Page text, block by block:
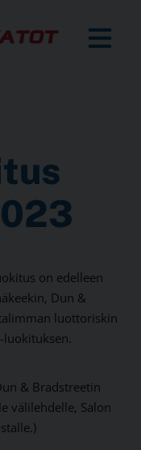
on edelleen
Dun &
luottoriskin
luokituksen.
& Bradstreetin
välilehdelle, Salon